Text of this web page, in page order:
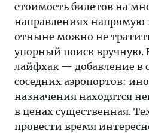
стоимость билетов на
направлениях напрямую
отныне можно не
упорный поиск
лайфхак — добавление в
соседних аэропортов:
назначения находятся
в ценах существенная.
провести время